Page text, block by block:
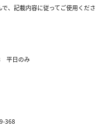
、記載内容に従ってご使用くださ
平日のみ
368